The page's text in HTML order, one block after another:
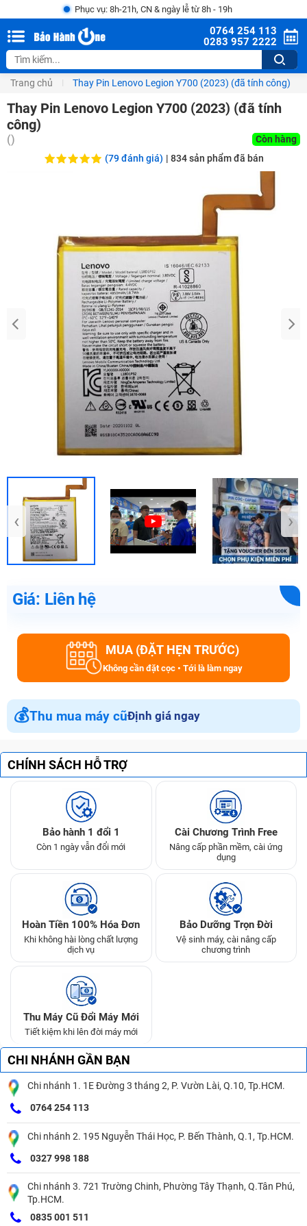
Phục vụ: 8h-21h, CN & ngày lễ từ 8h - 19h
0764 254 113
0283 957 2222
Trang chủ Thay Pin Lenovo Legion Y700 (2023) (đã tính công)
Thay Pin Lenovo Legion Y700 (2023) (đã tính
công)
()
Còn hàng
(79 đánh giá) | 834sản phẩm đã bán
‹ ›
Giá: Liên hệ
MUA (ĐẶT HẸN TRƯỚC)
Không cần đặt cọc • Tới là làm ngay
💰Thu mua máy cũĐịnh giá ngay
CHÍNH SÁCH HỖ TRỢ
Bảo hành 1 đổi 1
Còn 1 ngày vẫn đổi mới
Cài Chương Trình Free
Nâng cấp phần mềm, cài ứng
dụng
Hoàn Tiền 100% Hóa Đơn
Khi không hài lòng chất lượng
dịch vụ
Bảo Dưỡng Trọn Đời
Vệ sinh máy, cài nâng cấp
chương trình
Thu Máy Cũ Đổi Máy Mới
Tiết kiệm khi lên đời máy mới
CHI NHÁNH GẦN BẠN
Chi nhánh 1. 1E Đường 3 tháng 2, P. Vườn Lài, Q.10, Tp.HCM.
0764 254 113
Chi nhánh 2. 195 Nguyễn Thái Học, P. Bến Thành, Q.1, Tp.HCM.
0327 998 188
Chi nhánh 3. 721 Trường Chinh, Phường Tây Thạnh, Q.Tân Phú,
Tp.HCM.
0835 001 511